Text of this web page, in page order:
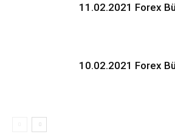
11.02.2021 Forex
10.02.2021 Forex